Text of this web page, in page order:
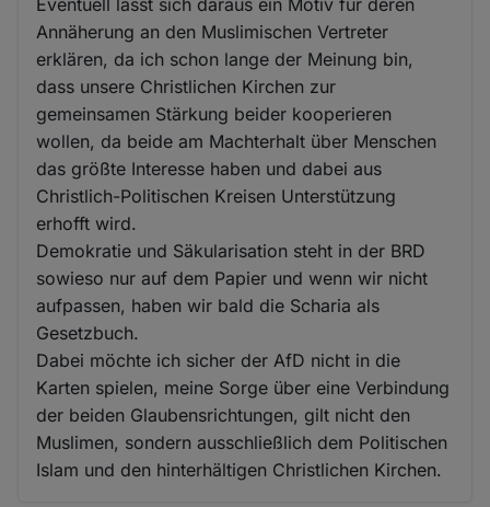
Eventuell lässt sich daraus ein Motiv für deren
Annäherung an den Muslimischen Vertreter
erklären, da ich schon lange der Meinung bin,
dass unsere Christlichen Kirchen zur
gemeinsamen Stärkung beider kooperieren
wollen, da beide am Machterhalt über Menschen
das größte Interesse haben und dabei aus
Christlich-Politischen Kreisen Unterstützung
erhofft wird.
Demokratie und Säkularisation steht in der BRD
sowieso nur auf dem Papier und wenn wir nicht
aufpassen, haben wir bald die Scharia als
Gesetzbuch.
Dabei möchte ich sicher der AfD nicht in die
Karten spielen, meine Sorge über eine Verbindung
der beiden Glaubensrichtungen, gilt nicht den
Muslimen, sondern ausschließlich dem Politischen
Islam und den hinterhältigen Christlichen Kirchen.